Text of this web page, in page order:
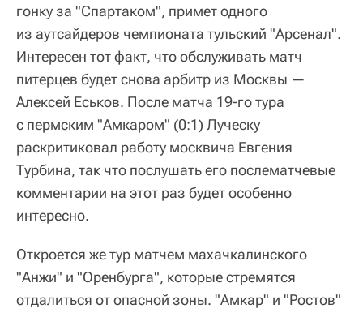
гонку за "Спартаком", примет одного
из аутсайдеров чемпионата тульский "Арсенал".
Интересен тот факт, что обслуживать матч
питерцев будет снова арбитр из Москвы —
Алексей Еськов. После матча 19-го тура
с пермским "Амкаром" (0:1) Луческу
раскритиковал работу москвича Евгения
Турбина, так что послушать его послематчевые
комментарии на этот раз будет особенно
интересно.
Откроется же тур матчем махачкалинского
"Анжи" и "Оренбурга", которые стремятся
отдалиться от опасной зоны. "Амкар" и "Ростов"